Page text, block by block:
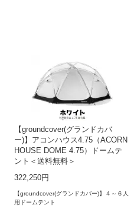
【groundcover(グランドカバ
ー)】アコンハウス4.75（ACORN
HOUSE DOME 4.75）ドームテ
ント＜送料無料＞
322,250円
【groundcover(グランドカバー)】４～６人
用ドームテント